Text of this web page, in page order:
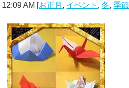
12:09 AM [お正月 , イベント ,冬,季節